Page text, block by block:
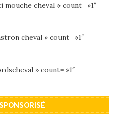
cheval » count= »1″
cheval » count= »1″
» count= »1″